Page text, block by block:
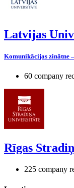
Latvijas
Komunikācijas zinātne
60 company
Rīgas
225 company